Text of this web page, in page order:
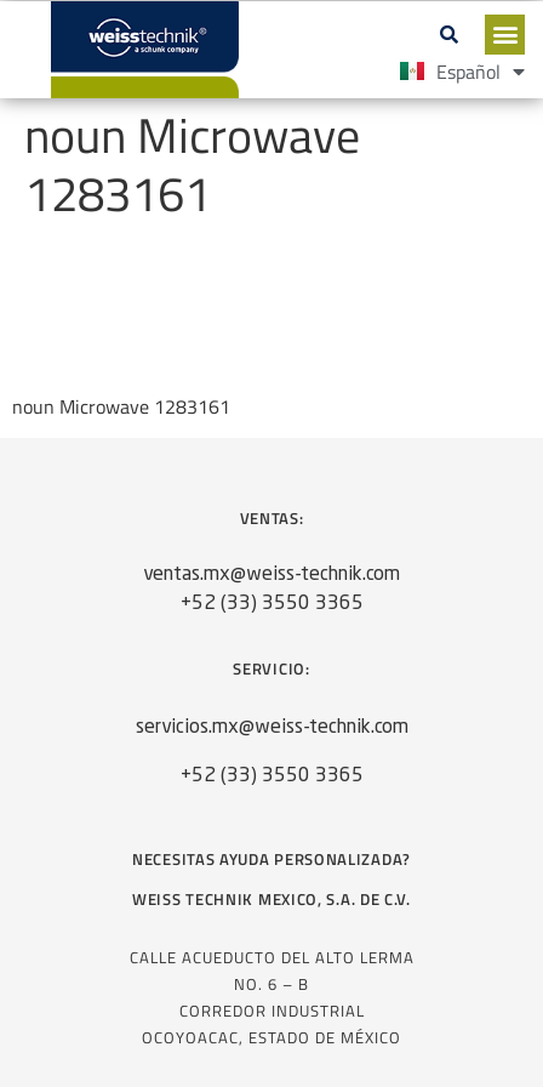
Español
English
noun Microwave
1283161
noun Microwave 1283161
VENTAS:
ventas.mx@weiss-technik.com
+52 (33) 3550 3365
SERVICIO:
servicios.mx@weiss-technik.com
+52 (33) 3550 3365
NECESITAS AYUDA PERSONALIZADA?
WEISS TECHNIK MEXICO, S.A. DE C.V.
CALLE ACUEDUCTO DEL ALTO LERMA
NO. 6 – B
CORREDOR INDUSTRIAL
OCOYOACAC, ESTADO DE MÉXICO